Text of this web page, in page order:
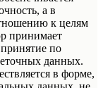
а в
к целям
принимает
по
данных.
в форме,